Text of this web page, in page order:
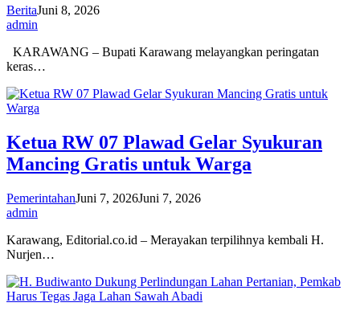
BeritaJuni 8, 2026
admin
KARAWANG – Bupati Karawang melayangkan peringatan
keras…
Ketua RW 07 Plawad Gelar Syukuran
Mancing Gratis untuk Warga
PemerintahanJuni 7, 2026Juni 7, 2026
admin
Karawang, Editorial.co.id – Merayakan terpilihnya kembali H.
Nurjen…